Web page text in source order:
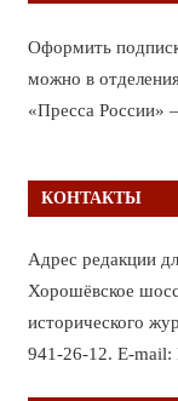
Оформить
можно в
«Пресса России»
КОНТАКТЫ
Адрес редакции
Хорошёвское
исторического
941-26-12. E-